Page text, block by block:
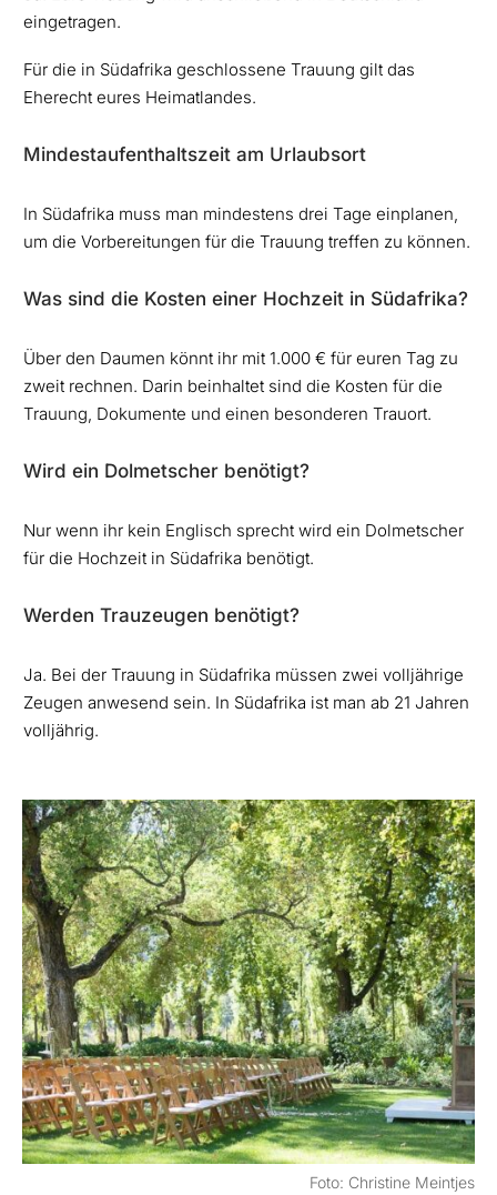
eingetragen.
Für die in Südafrika geschlossene Trauung gilt das
Eherecht eures Heimatlandes.
Mindestaufenthaltszeit am Urlaubsort
In Südafrika muss man mindestens drei Tage einplanen,
um die Vorbereitungen für die Trauung treffen zu können.
Was sind die Kosten einer Hochzeit in Südafrika?
Über den Daumen könnt ihr mit 1.000 € für euren Tag zu
zweit rechnen. Darin beinhaltet sind die Kosten für die
Trauung, Dokumente und einen besonderen Trauort.
Wird ein Dolmetscher benötigt?
Nur wenn ihr kein Englisch sprecht wird ein Dolmetscher
für die Hochzeit in Südafrika benötigt.
Werden Trauzeugen benötigt?
Ja. Bei der Trauung in Südafrika müssen zwei volljährige
Zeugen anwesend sein. In Südafrika ist man ab 21 Jahren
volljährig.
Foto: Christine Meintjes